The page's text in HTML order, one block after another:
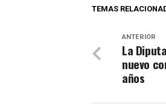
TEMAS
ANTERIOR
La
nuevo
años